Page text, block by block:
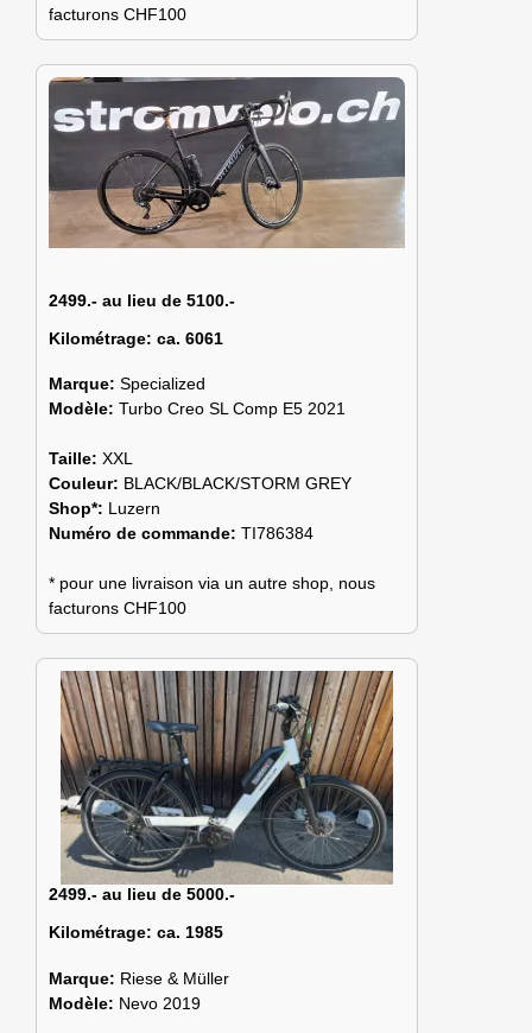
facturons CHF100
2499.- au lieu de 5100.-
Kilométrage: ca. 6061
Marque: Specialized
Modèle: Turbo Creo SL Comp E5 2021
Taille: XXL
Couleur: BLACK/BLACK/STORM GREY
Shop*: Luzern
Numéro de commande: TI786384
* pour une livraison via un autre shop, nous
facturons CHF100
2499.- au lieu de 5000.-
Kilométrage: ca. 1985
Marque: Riese & Müller
Modèle: Nevo 2019